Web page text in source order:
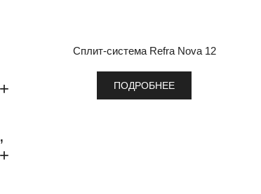
Сплит-система Refra Nova 12
ПОДРОБНЕЕ
+
+